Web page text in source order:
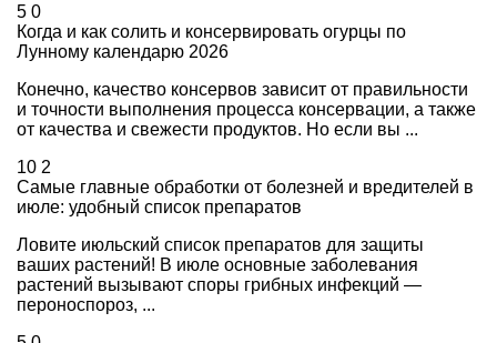
5 0
Когда и как солить и консервировать огурцы по
Лунному календарю 2026
Конечно, качество консервов зависит от правильности
и точности выполнения процесса консервации, а также
от качества и свежести продуктов. Но если вы ...
10 2
Самые главные обработки от болезней и вредителей в
июле: удобный список препаратов
Ловите июльский список препаратов для защиты
ваших растений! В июле основные заболевания
растений вызывают споры грибных инфекций —
пероноспороз, ...